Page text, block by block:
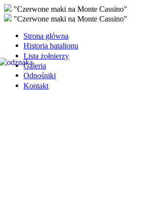
"Czerwone maki na Monte Cassino"
"Czerwone maki na Monte Cassino"
Strona główna
Historia batalionu
Lista żołnierzy
Galeria
Odnośniki
Kontakt